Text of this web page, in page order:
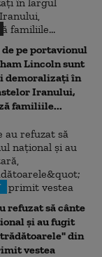
pe portavionul
Lincoln sunt
demoralizați în
Iranului,
familiile...
refuzat să cânte
şi au fugit
din
vestea